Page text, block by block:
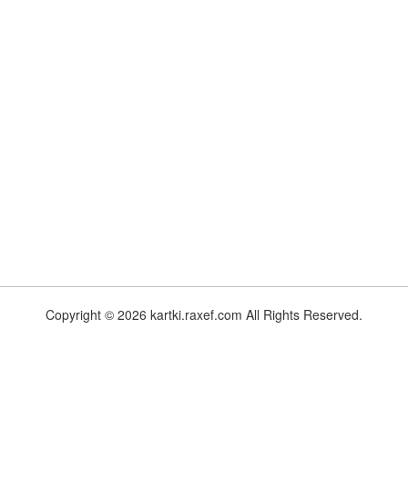
Copyright © 2026 kartki.raxef.com All Rights Reserved.